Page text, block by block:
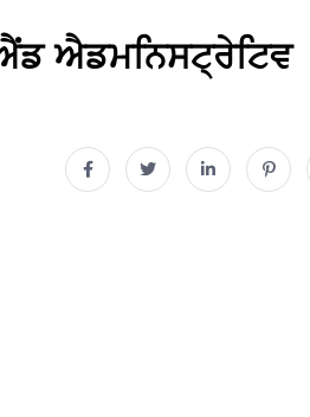
ਐਡਮਨਿਸਟ੍ਰੇਟਿਵ